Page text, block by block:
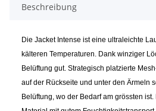
Beschreibung
Die Jacket Intense ist eine ultraleichte
kälteren Temperaturen. Dank winziger
Belüftung gut. Strategisch platzierte
auf der Rückseite und unter den Ärmeln
Belüftung, wo der Bedarf am grössten